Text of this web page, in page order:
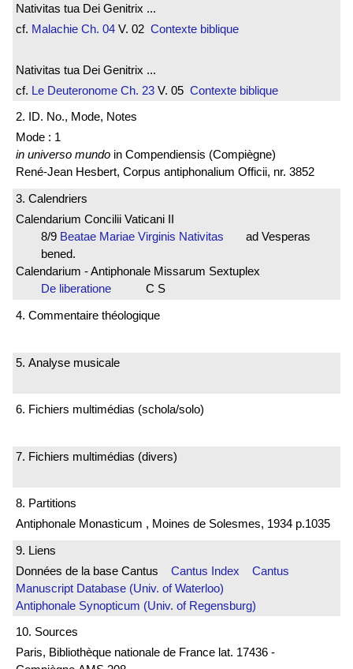
Nativitas tua Dei Genitrix ...
cf. Malachie Ch. 04 V. 02 Contexte biblique
Nativitas tua Dei Genitrix ...
cf. Le Deuteronome Ch. 23 V. 05 Contexte biblique
2. ID. No., Mode, Notes
Mode : 1
in universo mundo in Compendiensis (Compiègne)
René-Jean Hesbert, Corpus antiphonalium Officii, nr. 3852
3. Calendriers
Calendarium Concilii Vaticani II
8/9 Beatae Mariae Virginis Nativitas
ad Vesperas
bened.
Calendarium - Antiphonale Missarum Sextuplex
De liberatione
C S
4. Commentaire théologique
5. Analyse musicale
6. Fichiers multimédias (schola/solo)
7. Fichiers multimédias (divers)
8. Partitions
Antiphonale Monasticum , Moines de Solesmes, 1934 p.1035
9. Liens
Données de la base Cantus Cantus Index
Cantus
Manuscript Database (Univ. of Waterloo)
Antiphonale Synopticum (Univ. of Regensburg)
10. Sources
Paris, Bibliothèque nationale de France lat. 17436 -